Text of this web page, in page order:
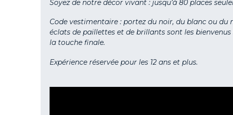
Soyez de notre décor vivant : jusqu’à80 places
Code vestimentaire : portez du noir, du blanc ou du
éclats de paillettes et de brillants sont les bienvenus
la touche finale.
Expérience réservée pour les 12 ans et plus.